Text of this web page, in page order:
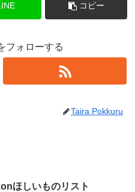
コピー
フォローする
Taira Pokkuru
ほしいものリスト